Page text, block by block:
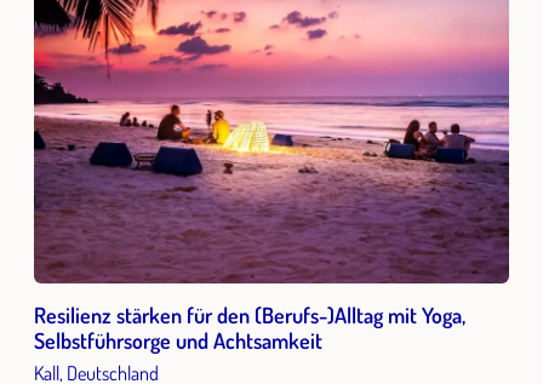
Resilienz stärken für den (Berufs-)Alltag mit Yoga,
Selbstführsorge und Achtsamkeit
Kall, Deutschland